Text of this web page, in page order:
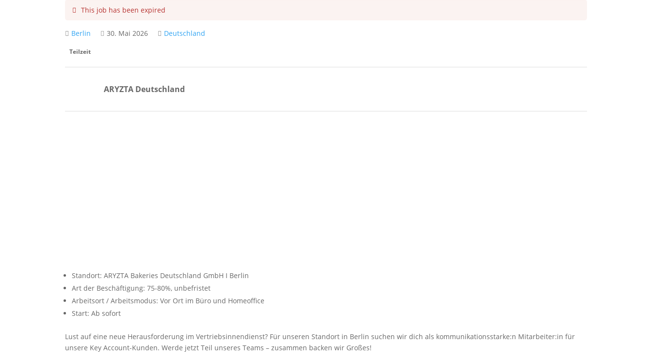
This job has been expired
Berlin 30. Mai 2026 Deutschland
Teilzeit
ARYZTA Deutschland
Standort: ARYZTA Bakeries Deutschland GmbH I Berlin
Art der Beschäftigung: 75-80%, unbefristet
Arbeitsort / Arbeitsmodus: Vor Ort im Büro und Homeoffice
Start: Ab sofort
Lust auf eine neue Herausforderung im Vertriebsinnendienst? Für unseren Standort in Berlin suchen wir dich als kommunikationsstarke:n Mitarbeiter:in für
unsere Key Account-Kunden. Werde jetzt Teil unseres Teams – zusammen backen wir Großes!